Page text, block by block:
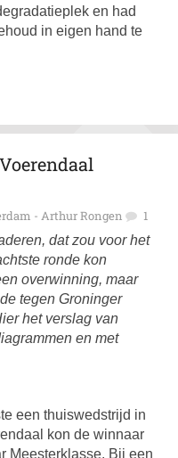
en had
in eigen hand te
- Arthur Rongen 1
dat zou voor het
ronde kon
overwinning, maar
tegen Groninger
het verslag van
en met
een thuiswedstrijd in
kon de winnaar
Meesterklasse. Bij een